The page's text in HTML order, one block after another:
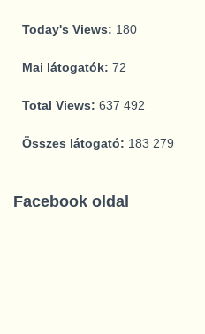
Today's Views: 180
Mai látogatók: 72
Total Views: 637 492
Összes látogató: 183 279
Facebook oldal